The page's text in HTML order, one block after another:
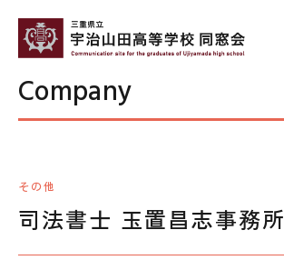
Company
その他
司法書士 玉置昌志事務所